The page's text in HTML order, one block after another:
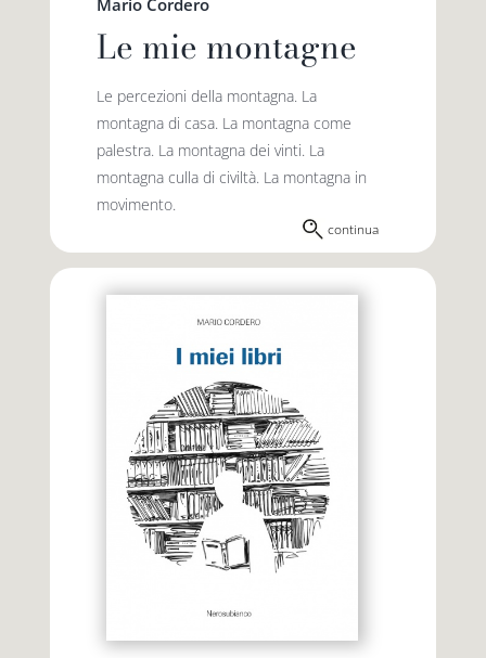
Le mie montagne
Le percezioni della montagna. La
montagna di casa. La montagna come
palestra. La montagna dei vinti. La
montagna culla di civiltà. La montagna in
movimento.
continua